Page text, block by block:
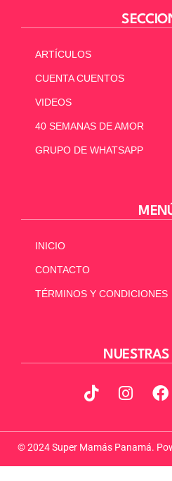
ARTÍCULOS
CUENTA CUENTOS
VIDEOS
40 SEMANAS DE AMOR
GRUPO DE WHATSAPP
INICIO
CONTACTO
TÉRMINOS Y CONDICIONES
NUESTRAS
© 2024 Super Mamás Panamá.